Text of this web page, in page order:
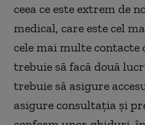
ceea ce este extrem de
medical, care este cel
cele mai multe
trebuie să facă două
trebuie să asigure
asigure consultația și